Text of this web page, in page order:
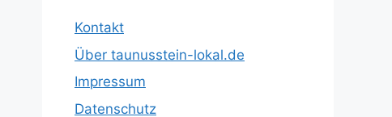
Kontakt
Über taunusstein-lokal.de
Impressum
Datenschutz